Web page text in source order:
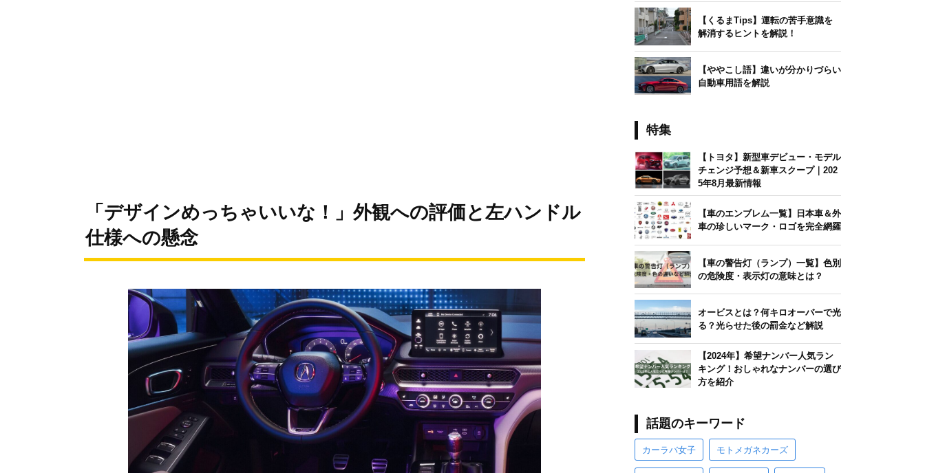
「デザインめっちゃいいな！」外観への評価と左ハンドル
仕様への懸念
【くるまTips】運転の苦手意識を
解消するヒントを解説！
【ややこし語】違いが分かりづらい
自動車用語を解説
特集
【トヨタ】新型車デビュー・モデル
チェンジ予想＆新車スクープ｜202
5年8月最新情報
【車のエンブレム一覧】日本車＆外
車の珍しいマーク・ロゴを完全網羅
【車の警告灯（ランプ）一覧】色別
の危険度・表示灯の意味とは？
オービスとは？何キロオーバーで光
る？光らせた後の罰金など解説
【2024年】希望ナンバー人気ラン
キング！おしゃれなナンバーの選び
方を紹介
話題のキーワード
カーラバ女子 モトメガネカーズ